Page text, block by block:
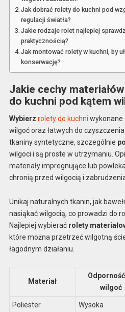
Jak dobrać rolety do kuchni pod
regulacji światła?
Jakie rodzaje rolet najlepiej
praktycznością?
Jak montować rolety w kuchni, by
konserwację?
Jakie cechy
do kuchni pod kątem
Wybierz rolety do kuchni wykonane
wilgoć oraz łatwych do
tkaniny syntetyczne, szczególnie
wilgoci i są proste w utrzymaniu.
materiały impregnujące lub
chronią przed wilgocią i
Unikaj naturalnych tkanin, jak
nasiąkać wilgocią, co prowadzi do
Najlepiej wybierać rolety
które można przetrzeć wilgotną
łagodnym działaniu.
Materiał
wilgoć
Poliester Wysoka